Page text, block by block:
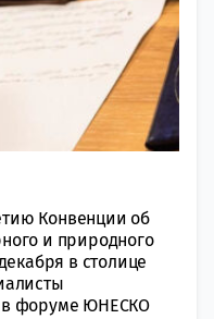
Конвенции об
и природного
в столице
в фoруме ЮНЕСКО